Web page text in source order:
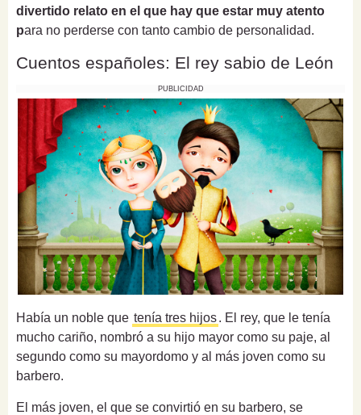
divertido relato en el que hay que estar muy atento
para no perderse con tanto cambio de personalidad.
Cuentos españoles: El rey sabio de León
PUBLICIDAD
Había un noble que tenía tres hijos. El rey, que le tenía
mucho cariño, nombró a su hijo mayor como su paje, al
segundo como su mayordomo y al más joven como su
barbero.
El más joven, el que se convirtió en su barbero, se